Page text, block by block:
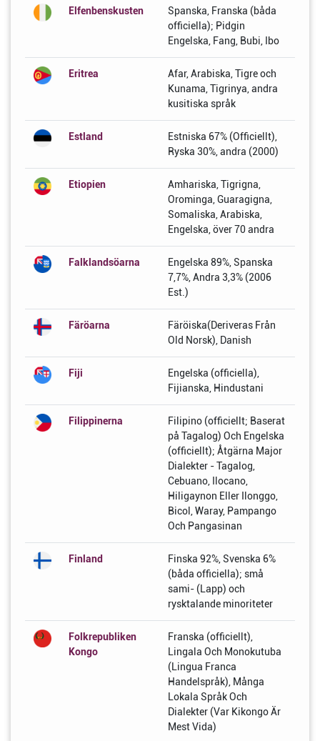
Elfenbenskusten
Spanska, Franska (båda
officiella); Pidgin
Engelska, Fang, Bubi, Ibo
Eritrea
Afar, Arabiska, Tigre och
Kunama, Tigrinya, andra
kusitiska språk
Estland
Estniska 67% (Officiellt),
Ryska 30%, andra (2000)
Etiopien
Amhariska, Tigrigna,
Orominga, Guaragigna,
Somaliska, Arabiska,
Engelska, över 70 andra
Falklandsöarna
Engelska 89%, Spanska
7,7%, Andra 3,3% (2006
Est.)
Färöarna
Färöiska(Deriveras Från
Old Norsk), Danish
Fiji
Engelska (officiella),
Fijianska, Hindustani
Filippinerna
Filipino (officiellt; Baserat
på Tagalog) Och Engelska
(officiellt); Åtgärna Major
Dialekter - Tagalog,
Cebuano, Ilocano,
Hiligaynon Eller Ilonggo,
Bicol, Waray, Pampango
Och Pangasinan
Finland
Finska 92%, Svenska 6%
(båda officiella); små
sami- (Lapp) och
rysktalande minoriteter
Folkrepubliken
Kongo
Franska (officiellt),
Lingala Och Monokutuba
(Lingua Franca
Handelspråk), Många
Lokala Språk Och
Dialekter (Var Kikongo Är
Mest Vida)